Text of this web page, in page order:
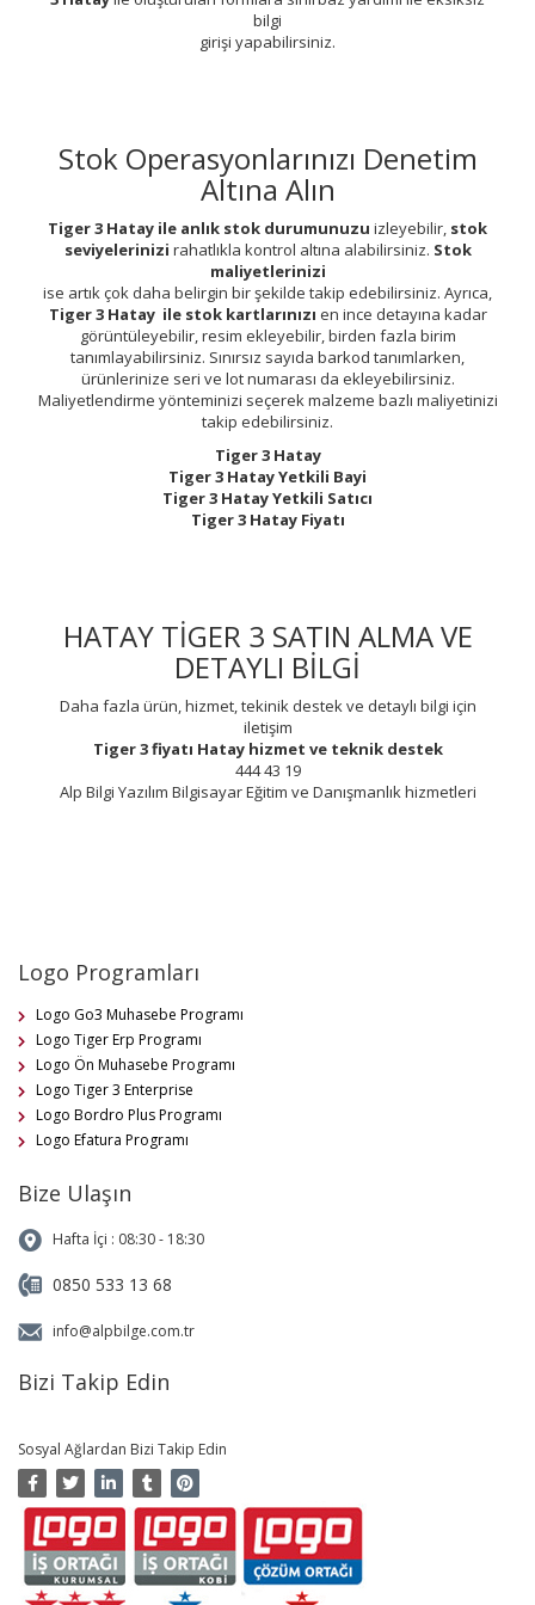
bilgi
girişi yapabilirsiniz.
Stok Operasyonlarınızı Denetim
Altına Alın
Tiger 3 Hatay ile anlık stok durumunuzu izleyebilir, stok
seviyelerinizi rahatlıkla kontrol altına alabilirsiniz. Stok
maliyetlerinizi
ise artık çok daha belirgin bir şekilde takip edebilirsiniz. Ayrıca,
Tiger 3 Hatay ile stok kartlarınızı en ince detayına kadar
görüntüleyebilir, resim ekleyebilir, birden fazla birim
tanımlayabilirsiniz. Sınırsız sayıda barkod tanımlarken,
ürünlerinize seri ve lot numarası da ekleyebilirsiniz.
Maliyetlendirme yönteminizi seçerek malzeme bazlı maliyetinizi
takip edebilirsiniz.
Tiger 3 Hatay
Tiger 3 Hatay Yetkili Bayi
Tiger 3 Hatay Yetkili Satıcı
Tiger 3 Hatay Fiyatı
HATAY TİGER 3 SATIN ALMA VE
DETAYLI BİLGİ
Daha fazla ürün, hizmet, tekinik destek ve detaylı bilgi için
iletişim
Tiger 3 fiyatı Hatay hizmet ve teknik destek
444 43 19
Alp Bilgi Yazılım Bilgisayar Eğitim ve Danışmanlık hizmetleri
Logo Programları
Logo Go3 Muhasebe Programı
Logo Tiger Erp Programı
Logo Ön Muhasebe Programı
Logo Tiger 3 Enterprise
Logo Bordro Plus Programı
Logo Efatura Programı
Bize Ulaşın
Hafta İçi : 08:30 - 18:30
0850 533 13 68
info@alpbilge.com.tr
Bizi Takip Edin
Sosyal Ağlardan Bizi Takip Edin